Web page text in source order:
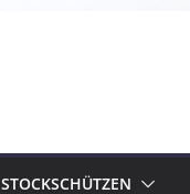
STOCKSCHÜTZEN